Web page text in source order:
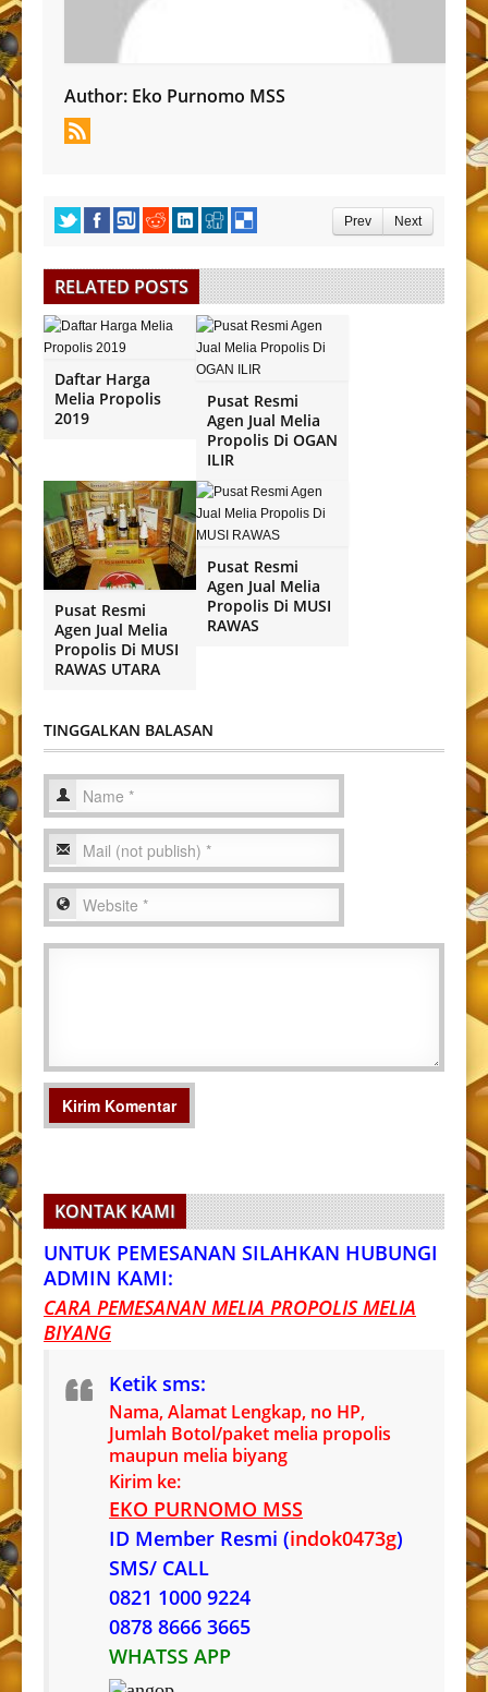
Author: Eko Purnomo MSS
Prev Next
RELATED POSTS
Daftar Harga
Melia Propolis
2019
Pusat Resmi
Agen Jual Melia
Propolis Di OGAN
ILIR
Pusat Resmi
Agen Jual Melia
Propolis Di MUSI
RAWAS UTARA
Pusat Resmi
Agen Jual Melia
Propolis Di MUSI
RAWAS
TINGGALKAN BALASAN
KONTAK KAMI
UNTUK PEMESANAN SILAHKAN HUBUNGI
ADMIN KAMI:
CARA PEMESANAN MELIA PROPOLIS MELIA
BIYANG
Ketik sms:
Nama, Alamat Lengkap, no HP,
Jumlah Botol/paket melia propolis
maupun melia biyang
Kirim ke:
EKO PURNOMO MSS
ID Member Resmi (indok0473g)
SMS/ CALL
0821 1000 9224
0878 8666 3665
WHATSS APP